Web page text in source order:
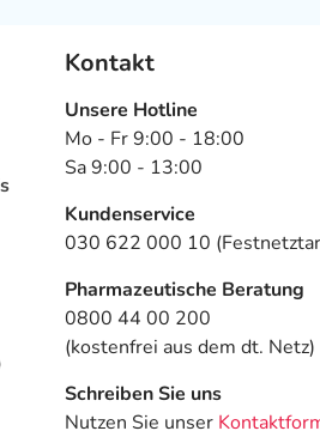
Kontakt
Unsere Hotline
Mo - Fr 9:00 - 18:00
Sa 9:00 - 13:00
Kundenservice
030 622 000 10
Pharmazeutische Beratung
0800 44 00 200
(kostenfrei aus dem dt. Netz)
Schreiben Sie uns
Nutzen Sie unser